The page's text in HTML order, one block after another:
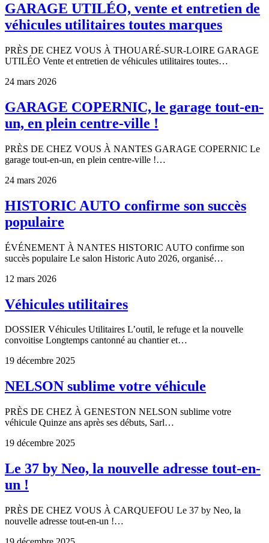
GARAGE UTILÉO, vente et entretien de
véhicules utilitaires toutes marques
PRÈS DE CHEZ VOUS À THOUARÉ-SUR-LOIRE GARAGE
UTILÉO Vente et entretien de véhicules utilitaires toutes…
24 mars 2026
GARAGE COPERNIC, le garage tout-en-
un, en plein centre-ville !
PRÈS DE CHEZ VOUS À NANTES GARAGE COPERNIC Le
garage tout-en-un, en plein centre-ville !…
24 mars 2026
HISTORIC AUTO confirme son succès
populaire
ÉVÉNEMENT À NANTES HISTORIC AUTO confirme son
succès populaire Le salon Historic Auto 2026, organisé…
12 mars 2026
Véhicules utilitaires
DOSSIER Véhicules Utilitaires L’outil, le refuge et la nouvelle
convoitise Longtemps cantonné au chantier et…
19 décembre 2025
NELSON sublime votre véhicule
PRÈS DE CHEZ À GENESTON NELSON sublime votre
véhicule Quinze ans après ses débuts, Sarl…
19 décembre 2025
Le 37 by Neo, la nouvelle adresse tout-en-
un !
PRÈS DE CHEZ VOUS À CARQUEFOU Le 37 by Neo, la
nouvelle adresse tout-en-un !…